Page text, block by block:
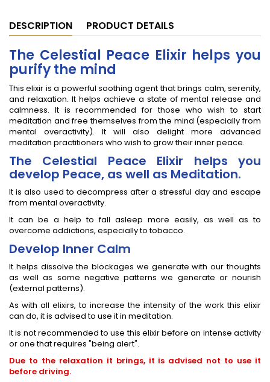
DESCRIPTION PRODUCT DETAILS
The Celestial Peace Elixir helps you
purify the mind
This elixir is a powerful soothing agent that brings calm, serenity,
and relaxation. It helps achieve a state of mental release and
calmness. It is recommended for those who wish to start
meditation and free themselves from the mind (especially from
mental overactivity). It will also delight more advanced
meditation practitioners who wish to grow their inner peace.
The Celestial Peace Elixir helps you
develop Peace, as well as Meditation.
It is also used to decompress after a stressful day and escape
from mental overactivity.
It can be a help to fall asleep more easily, as well as to
overcome addictions, especially to tobacco.
Develop Inner Calm
It helps dissolve the blockages we generate with our thoughts
as well as some negative patterns we generate or nourish
(external patterns).
As with all elixirs, to increase the intensity of the work this elixir
can do, it is advised to use it in meditation.
It is not recommended to use this elixir before an intense activity
or one that requires "being alert".
Due to the relaxation it brings, it is advised not to use it
before driving.